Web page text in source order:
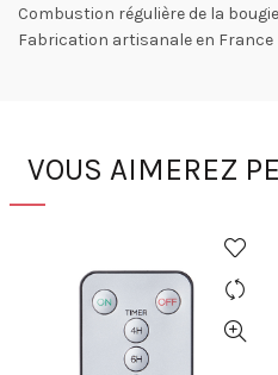
Combustion régulière de la bougie
Fabrication artisanale en France
VOUS AIMEREZ